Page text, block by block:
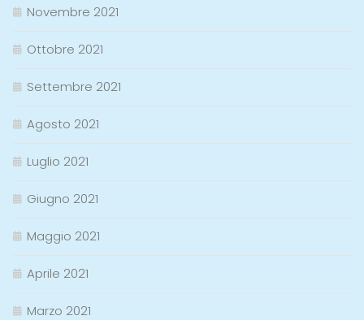
Novembre 2021
Ottobre 2021
Settembre 2021
Agosto 2021
Luglio 2021
Giugno 2021
Maggio 2021
Aprile 2021
Marzo 2021